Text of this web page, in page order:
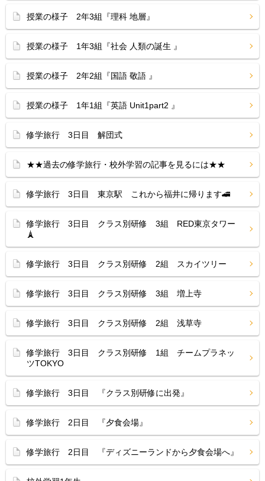
授業の様子 2年3組『理科 地層』
授業の様子 1年3組『社会 人類の誕生 』
授業の様子 2年2組『国語 敬語 』
授業の様子 1年1組『英語 Unit1part2 』
修学旅行 3日目 解団式
★★過去の修学旅行・校外学習の記事を見るには★★
修学旅行 3日目 東京駅 これから福井に帰ります🚄
修学旅行 3日目 クラス別研修 3組 RED東京タワー
🗼
修学旅行 3日目 クラス別研修 2組 スカイツリー
修学旅行 3日目 クラス別研修 3組 増上寺
修学旅行 3日目 クラス別研修 2組 浅草寺
修学旅行 3日目 クラス別研修 1組 チームプラネッ
ツTOKYO
修学旅行 3日目 『クラス別研修に出発』
修学旅行 2日目 『夕食会場』
修学旅行 2日目 『ディズニーランドから夕食会場へ』